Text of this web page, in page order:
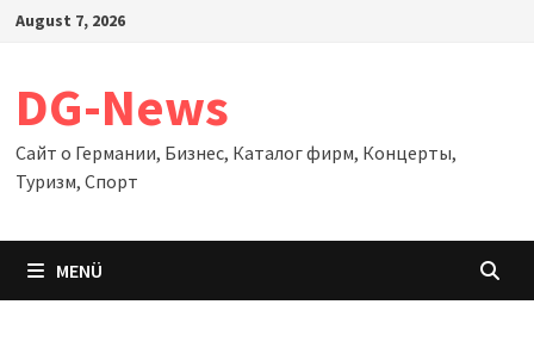
Zum
August 7, 2026
DG-News
Сайт о Германии, Бизнес, Каталог фирм, Концерты,
Туризм, Спорт
MENÜ